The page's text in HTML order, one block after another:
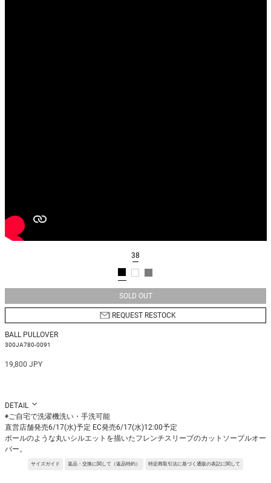
38
SOLD OUT
REQUEST RESTOCK
BALL PULLOVER
300JA780-0091
19,800 JPY
DETAIL
◉ご自宅で洗濯機洗い・手洗可能
直営店舗発売6/17(水)予定 EC発売6/17(水)12:00予定
ボールのような丸いシルエットを描いたフレンチスリーブのカットソープルオー
バー。
反転パターンを駆使した立体感のあるシルエットで、生地と身体の間に空間がで
サイズガイド 返品・交換に関して（返品特約） 特定商取引法に基づく通販の表記に関して